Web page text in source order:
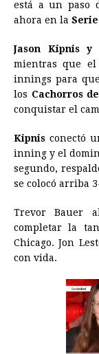
b
o
k
e
g
e
está a un paso
ahora en la
Jason Kipnis y
mientras que el
innings para que
los Cachorros
conquistar el
Kipnis conectó
inning y el
segundo,
se colocó arriba
Trevor Bauer
completar la
Chicago. Jon
con vida.